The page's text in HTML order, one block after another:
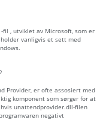
fil , utviklet av Microsoft, som er
vanligvis et sett med
Provider, er ofte assosiert med
komponent som sørger for at
unattendprovider.dll-filen
negativt